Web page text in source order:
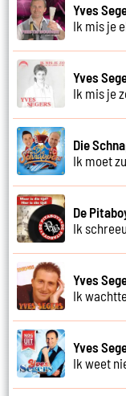
Yves
Ik mis je
Yves
Ik mis je
Die
Ik moet
De
Ik
Yves
Ik
Yves
Ik weet